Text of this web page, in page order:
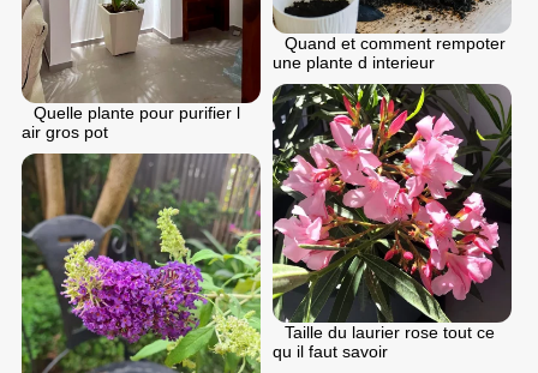
Quelle plante pour purifier l
air gros pot
Quand et comment rempoter
une plante d interieur
Taille du laurier rose tout ce
qu il faut savoir